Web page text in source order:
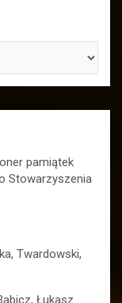
pamiątek
Stowarzyszenia
Twardowski,